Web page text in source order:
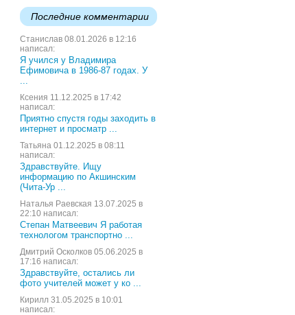
Последние комментарии
Станислав 08.01.2026 в 12:16
написал:
Я учился у Владимира
Ефимовича в 1986-87 годах. У
...
Ксения 11.12.2025 в 17:42
написал:
Приятно спустя годы заходить в
интернет и просматр ...
Татьяна 01.12.2025 в 08:11
написал:
Здравствуйте. Ищу
информацию по Акшинским
(Чита-Ур ...
Наталья Раевская 13.07.2025 в
22:10 написал:
Степан Матвеевич Я работая
технологом транспортно ...
Дмитрий Осколков 05.06.2025 в
17:16 написал:
Здравствуйте, остались ли
фото учителей может у ко ...
Кирилл 31.05.2025 в 10:01
написал: